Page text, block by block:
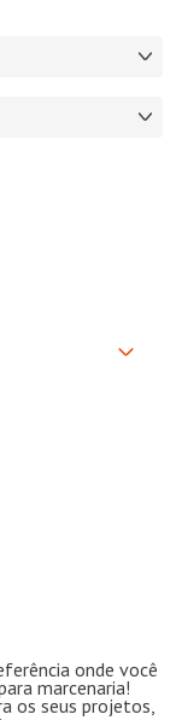
onde você
marcenaria!
os seus projetos,